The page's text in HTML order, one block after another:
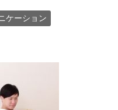
ケーション